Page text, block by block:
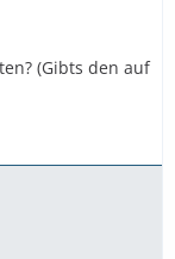
(Gibts den auf